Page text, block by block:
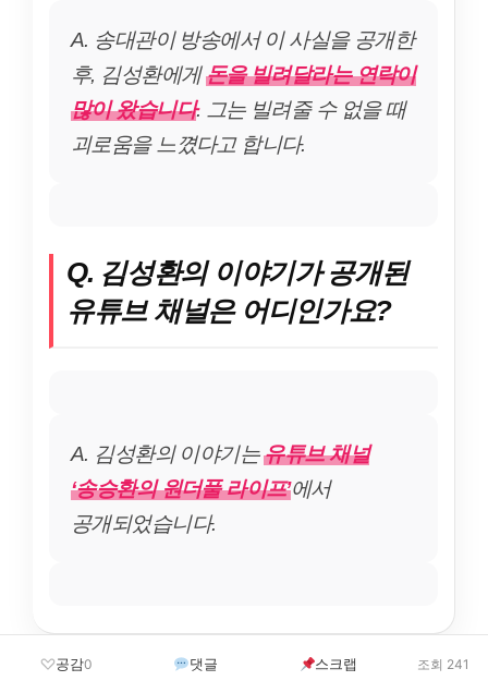
A. 송대관이 방송에서 이 사실을 공개한
후, 김성환에게돈을 빌려달라는 연락이
많이 왔습니다. 그는 빌려줄 수 없을 때
괴로움을 느꼈다고 합니다.
Q. 김성환의 이야기가 공개된
유튜브 채널은 어디인가요?
A. 김성환의 이야기는유튜브 채널
‘송승환의 원더풀 라이프’에서
공개되었습니다.
공감0 댓글 스크랩 조회 241